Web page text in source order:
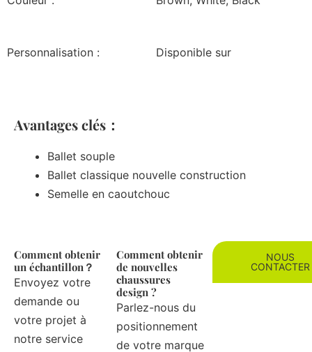
Personnalisation : Disponible sur
Avantages clés：
Ballet souple
Ballet classique nouvelle construction
Semelle en caoutchouc
Comment obtenir
un échantillon？
Envoyez votre
demande ou
votre projet à
notre service
Comment obtenir
de nouvelles
chaussures
design ?
Parlez-nous du
positionnement
de votre marque
NOUS
CONTACTER